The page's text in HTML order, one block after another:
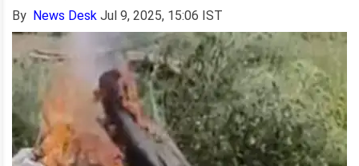
By News Desk Jul 9, 2025, 15:06 IST